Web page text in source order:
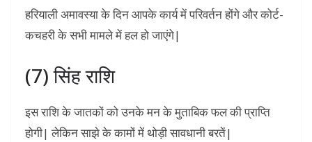
हरियाली अमावस्या के दिन आपके कार्य में परिवर्तन होंगे और कोर्ट-
कचहरी के सभी मामले में हल हो जाएंगे|
(7) सिंह राशि
इस राशि के जातकों को उनके मन के मुताबिक फल की प्राप्ति
होगी| लेकिन साझे के कामों में थोड़ी सावधानी बरतें|